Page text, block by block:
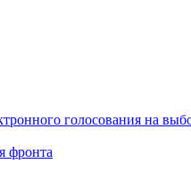
голосования на
фронта